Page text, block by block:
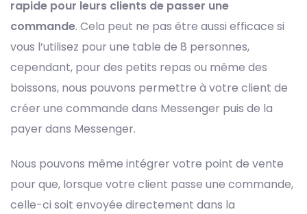
rapide pour leurs clients de passer une
commande. Cela peut ne pas être aussi efficace si
vous l’utilisez pour une table de 8 personnes,
cependant, pour des petits repas ou même des
boissons, nous pouvons permettre à votre client de
créer une commande dans Messenger puis de la
payer dans Messenger.
Nous pouvons même intégrer votre point de vente
pour que, lorsque votre client passe une commande,
celle-ci soit envoyée directement dans la